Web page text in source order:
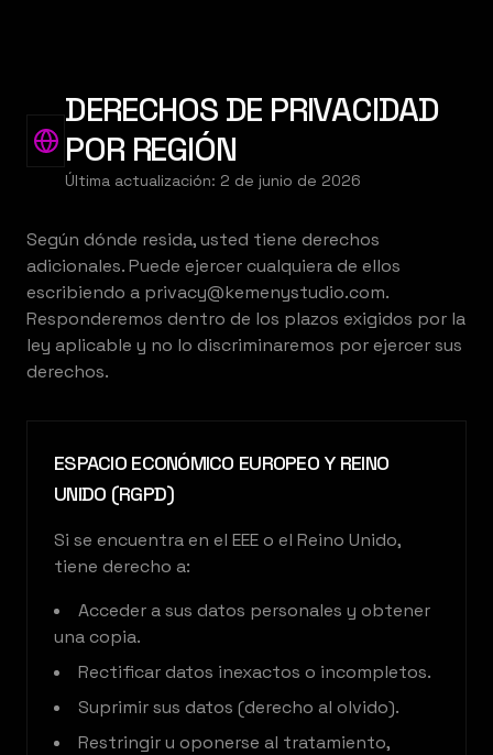
DERECHOS DE PRIVACIDAD
POR REGIÓN
Última actualización: 2 de junio de 2026
Según dónde resida, usted tiene derechos
adicionales. Puede ejercer cualquiera de ellos
escribiendo a privacy@kemenystudio.com.
Responderemos dentro de los plazos exigidos por la
ley aplicable y no lo discriminaremos por ejercer sus
derechos.
ESPACIO ECONÓMICO EUROPEO Y REINO
UNIDO (RGPD)
Si se encuentra en el EEE o el Reino Unido,
tiene derecho a:
Acceder a sus datos personales y obtener
una copia.
Rectificar datos inexactos o incompletos.
Suprimir sus datos (derecho al olvido).
Restringir u oponerse al tratamiento,